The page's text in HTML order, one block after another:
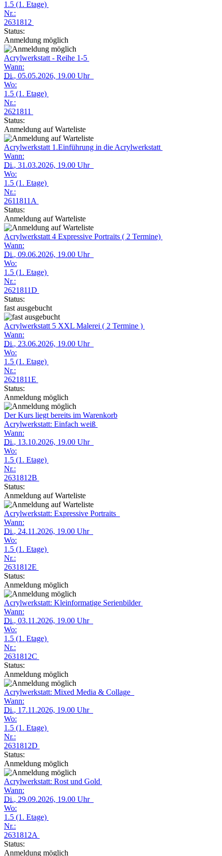
1.5 (1. Etage)
Nr.:
2631812
Status:
Anmeldung möglich
Acrylwerkstatt - Reihe 1-5
Wann:
Di., 05.05.2026, 19.00 Uhr
Wo:
1.5 (1. Etage)
Nr.:
2621811
Status:
Anmeldung auf Warteliste
Acrylwerkstatt 1.Einführung in die Acrylwerkstatt
Wann:
Di., 31.03.2026, 19.00 Uhr
Wo:
1.5 (1. Etage)
Nr.:
2611811A
Status:
Anmeldung auf Warteliste
Acrylwerkstatt 4 Expressive Portraits ( 2 Termine)
Wann:
Di., 09.06.2026, 19.00 Uhr
Wo:
1.5 (1. Etage)
Nr.:
2621811D
Status:
fast ausgebucht
Acrylwerkstatt 5 XXL Malerei ( 2 Termine )
Wann:
Di., 23.06.2026, 19.00 Uhr
Wo:
1.5 (1. Etage)
Nr.:
2621811E
Status:
Anmeldung möglich
Der Kurs liegt bereits im Warenkorb
Acrylwerkstatt: Einfach weiß
Wann:
Di., 13.10.2026, 19.00 Uhr
Wo:
1.5 (1. Etage)
Nr.:
2631812B
Status:
Anmeldung auf Warteliste
Acrylwerkstatt: Expressive Portraits
Wann:
Di., 24.11.2026, 19.00 Uhr
Wo:
1.5 (1. Etage)
Nr.:
2631812E
Status:
Anmeldung möglich
Acrylwerkstatt: Kleinformatige Serienbilder
Wann:
Di., 03.11.2026, 19.00 Uhr
Wo:
1.5 (1. Etage)
Nr.:
2631812C
Status:
Anmeldung möglich
Acrylwerkstatt: Mixed Media & Collage
Wann:
Di., 17.11.2026, 19.00 Uhr
Wo:
1.5 (1. Etage)
Nr.:
2631812D
Status:
Anmeldung möglich
Acrylwerkstatt: Rost und Gold
Wann:
Di., 29.09.2026, 19.00 Uhr
Wo:
1.5 (1. Etage)
Nr.:
2631812A
Status:
Anmeldung möglich